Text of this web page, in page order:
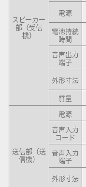
スピーカー
部（受信
機）
電源
電池持続
時間
音声出力
端子
外形寸法
質量
送信部（送
信機）
電源
音声入力
コード
音声入力
端子
外形寸法